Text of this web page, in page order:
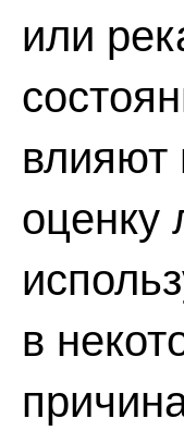
или
влияют
оценку
в